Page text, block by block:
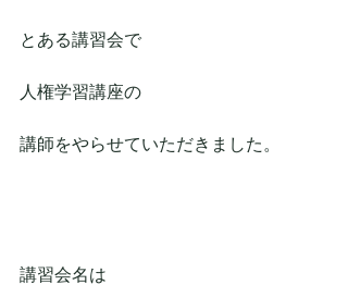
とある講習会で
人権学習講座の
講師をやらせていただきました。
講習会名は